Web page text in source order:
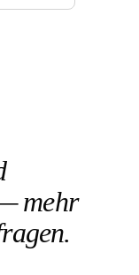
mehr